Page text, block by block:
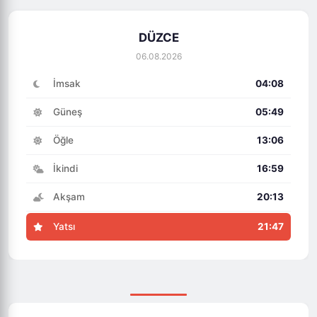
DÜZCE
06.08.2026
İmsak 04:08
Güneş 05:49
Öğle 13:06
İkindi 16:59
Akşam 20:13
Yatsı 21:47